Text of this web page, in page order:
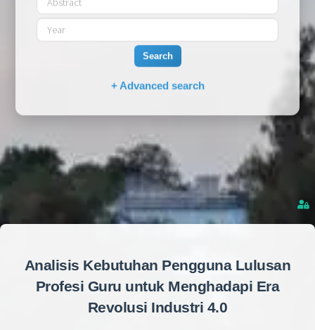
Search
+ Advanced search
Analisis Kebutuhan Pengguna Lulusan
Profesi Guru untuk Menghadapi Era
Revolusi Industri 4.0